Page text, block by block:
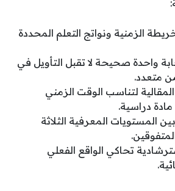
الزمنية ونواتج التعلم المحددة
واحدة صحيحة لا تقبل التأويل في
من متعدد.
لتناسب الوقت الزمني
دراسية.
المستويات المعرفية الثلاثة
تحاكي الواقع الفعلي